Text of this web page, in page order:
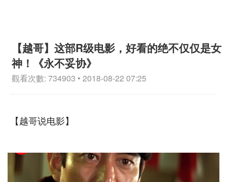
【越哥】这部R级电影，好看的绝不仅仅是女
神！《永不妥协》
觀看次數: 734903 • 2018-08-22 07:25
【越哥说电影】